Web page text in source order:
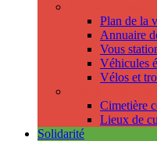
Plan de la
Annuaire
Vous
Véhicules
Vélos et
Cimetière
Lieux de
Solidarité